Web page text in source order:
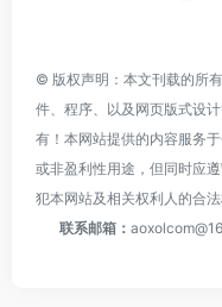
© 版权声明：本文刊载的所
件、程序、以及网页版式设
有！本网站提供的内容服务
或非盈利性用途，但同时应
犯本网站及相关权利人的合法
联系邮箱：